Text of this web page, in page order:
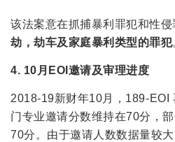
该法案意在抓捕暴利罪犯和性
劫，劫车及家庭暴利类型的罪犯
4. 10 月 EOI邀请及审理进度
2018-19新财年10月，189-EOI
门专业邀请分数维持在70分，
70分。由于邀请人数数据量较